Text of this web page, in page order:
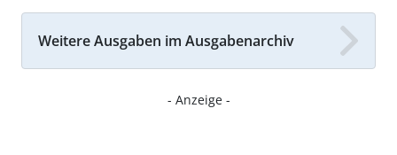
Weitere Ausgaben im Ausgabenarchiv
- Anzeige -